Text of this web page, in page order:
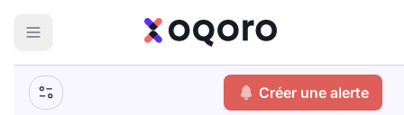
Votre
recherche
Créer une alerte